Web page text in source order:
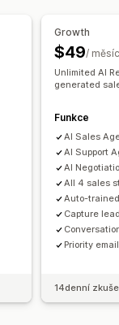
Tlačítka chatu
Growth
$49/ měsíc
Unlimited AI
generated
Funkce
AI Sales
AI Support
AI
All 4 sales
Auto-
Capture
Priority
14denní